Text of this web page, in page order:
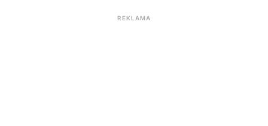
REKLAMA